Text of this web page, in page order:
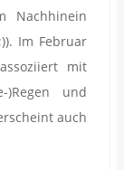
Nachhinein
Im Februar
mit
)Regen und
auch